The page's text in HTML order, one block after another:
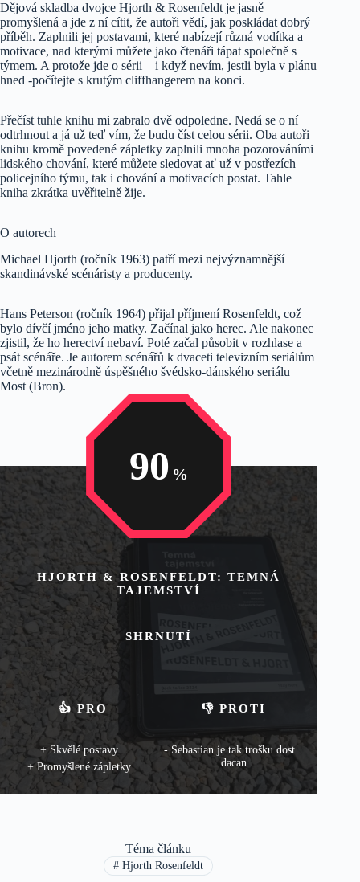
Dějová skladba dvojce Hjorth & Rosenfeldt je jasně
promyšlená a jde z ní cítit, že autoři vědí, jak poskládat dobrý
příběh. Zaplnili jej postavami, které nabízejí různá vodítka a
motivace, nad kterými můžete jako čtenáři tápat společně s
týmem. A protože jde o sérii – i když nevím, jestli byla v plánu
hned -počítejte s krutým cliffhangerem na konci.
Přečíst tuhle knihu mi zabralo dvě odpoledne. Nedá se o ní
odtrhnout a já už teď vím, že budu číst celou sérii. Oba autoři
knihu kromě povedené zápletky zaplnili mnoha pozorováními
lidského chování, které můžete sledovat ať už v postřezích
policejního týmu, tak i chování a motivacích postat. Tahle
kniha zkrátka uvěřitelně žije.
O autorech
Michael Hjorth (ročník 1963) patří mezi nejvýznamnější
skandinávské scénáristy a producenty.
Hans Peterson (ročník 1964) přijal příjmení Rosenfeldt, což
bylo dívčí jméno jeho matky. Začínal jako herec. Ale nakonec
zjistil, že ho herectví nebaví. Poté začal působit v rozhlase a
psát scénáře. Je autorem scénářů k dvaceti televizním seriálům
včetně mezinárodně úspěšného švédsko-dánského seriálu
Most (Bron).
HJORTH & ROSENFELDT: TEMNÁ
TAJEMSTVÍ
SHRNUTÍ
👍 PRO
Skvělé postavy
Promyšlené zápletky
👎 PROTI
Sebastian je tak trošku dost
dacan
90
Téma článku
# Hjorth Rosenfeldt